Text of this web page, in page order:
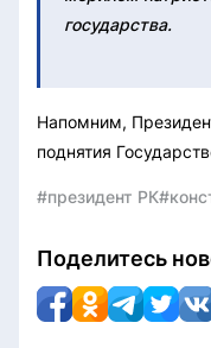
государства.
Напомним,
поднятия
#президент РК
Поделитесь